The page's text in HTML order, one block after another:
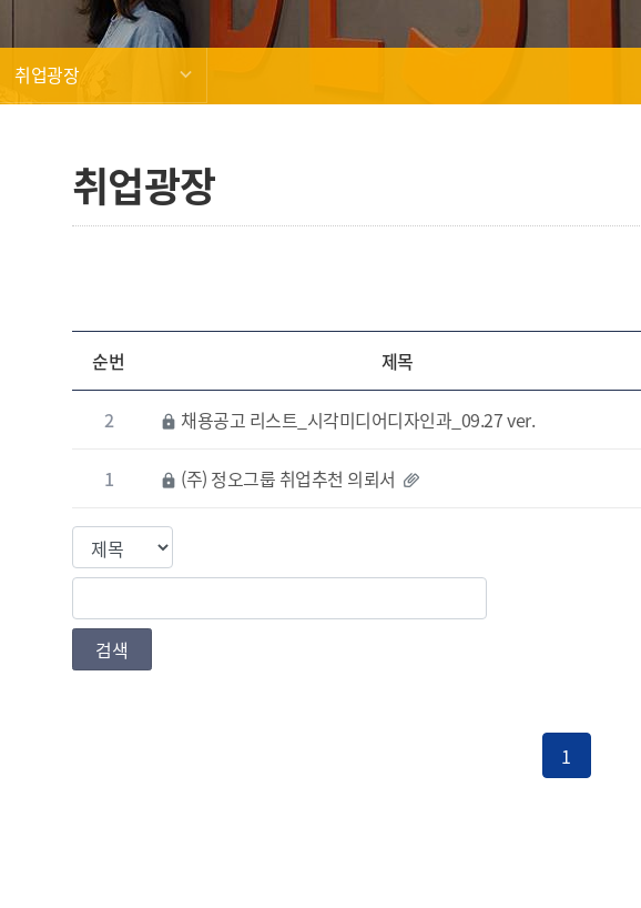
취업광장
취업광장
순번 제목
2 lock 채용공고 리스트_시각미디어디자인과_09.27 ver.
1 lock (주) 정오그룹 취업추천 의뢰서
검색조건
검색값
검색
1